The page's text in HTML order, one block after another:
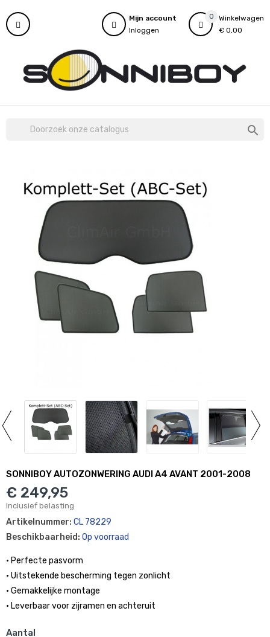
0
Winkelwagen
€ 0,00
Mijn account
Inloggen

SONNIBOY AUTOZONWERING AUDI A4 AVANT 2001-2008
€ 249,95
Inclusief belasting
Artikelnummer: CL 78229
Beschikbaarheid: Op voorraad
• Perfecte pasvorm
• Uitstekende bescherming tegen zonlicht
• Gemakkelijke montage
• Leverbaar voor zijramen en achteruit
Aantal